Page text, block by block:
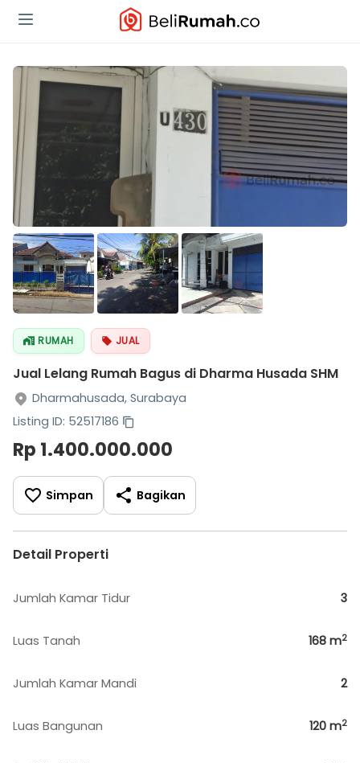
RUMAH JUAL
Jual Lelang Rumah Bagus di Dharma Husada SHM
Dharmahusada, Surabaya
Listing ID: 52517186
Rp 1.400.000.000
Simpan Bagikan
Detail Properti
Jumlah Kamar Tidur 3
Luas Tanah 168 m2
Jumlah Kamar Mandi 2
Luas Bangunan 120 m2